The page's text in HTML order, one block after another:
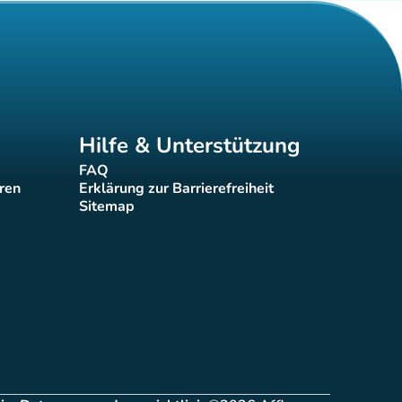
Hilfe & Unterstützung
FAQ(new tab)
Erklärung zur Barrierefreiheit
(new tab)
Sitemap(new tab)